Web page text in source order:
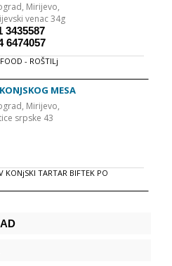
Mirijevo,
venac 34g
3435587
6474057
- ROŠTILj
MESA
Mirijevo,
srpske 43
KONjSKI TARTAR BIFTEK PO